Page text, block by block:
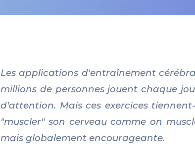
Les applications d'entraînement
millions de personnes jouent chaque
d'attention. Mais ces exercices
"muscler" son cerveau comme on
mais globalement encourageante.